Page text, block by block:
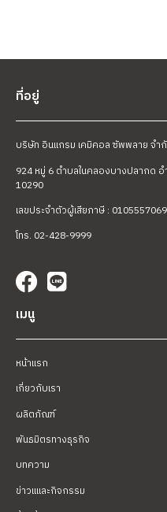
ที่อยู่
บริษัท อินแกรม เคมิคอล ซัพพลาย จำ
924 หมู่ 6 ตำบลในคลองบางปลากด อ
10290
เลขประจำตัวผู้เสียภาษี :
โทร. 02-428-9999
เมนู
หน้าแรก
เกี่ยวกับเรา
ผลิตภัณฑ์
พันธมิตรทางธุรกิจ
บทความ
ข่าวแและกิจกรรม